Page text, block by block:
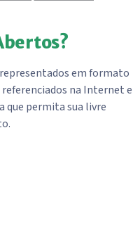
em formato
na Internet e
que permita sua livre